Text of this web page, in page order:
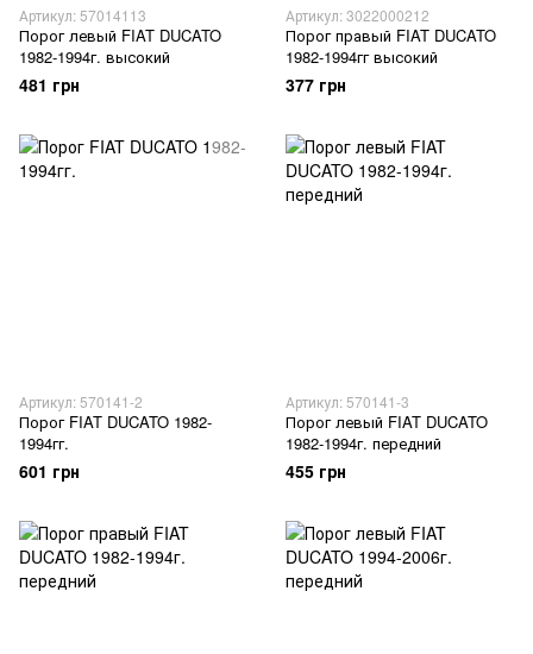
Артикул: 57014113
Порог левый FIAT DUCATO
1982-1994г. высокий
481 грн
Артикул: 3022000212
Порог правый FIAT DUCATO
1982-1994гг высокий
377 грн
Артикул: 570141-2
Порог FIAT DUCATO 1982-
1994гг.
601 грн
Артикул: 570141-3
Порог левый FIAT DUCATO
1982-1994г. передний
455 грн